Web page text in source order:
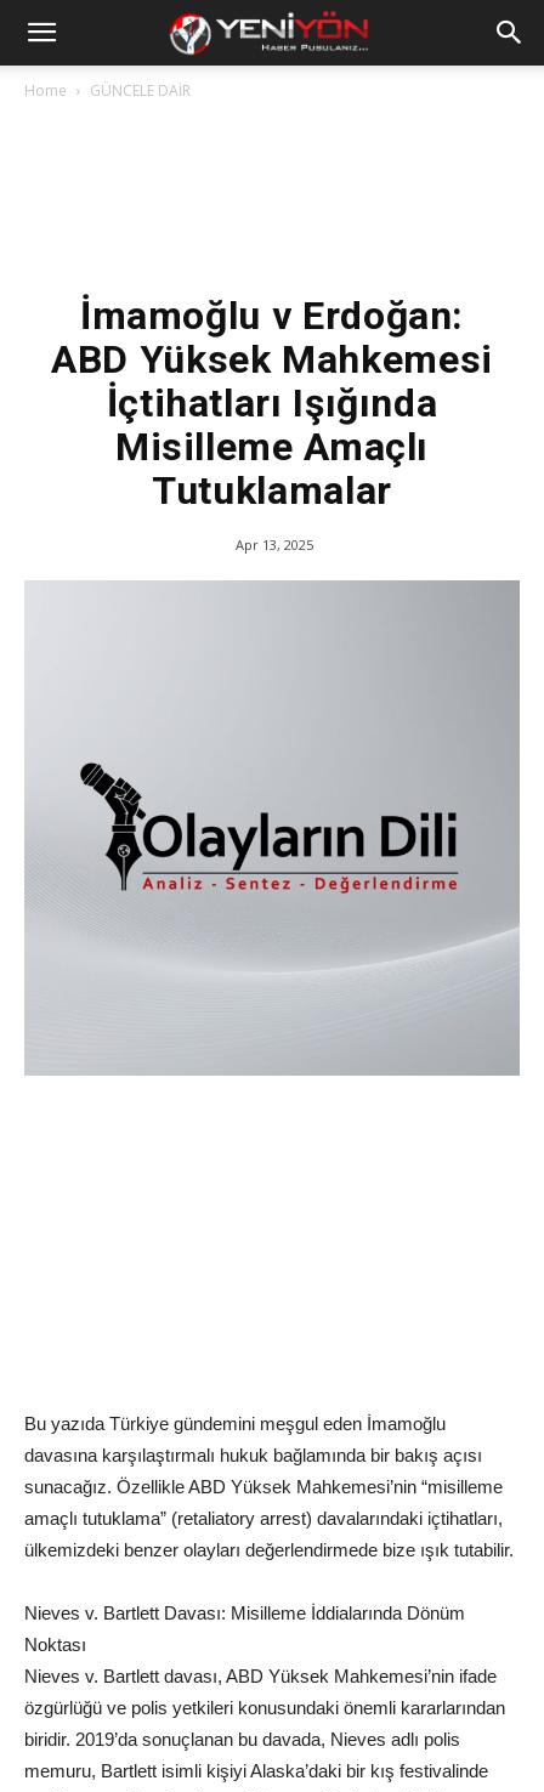
Home GÜNCELE DAİR
İmamoğlu v Erdoğan:
ABD Yüksek Mahkemesi
İçtihatları Işığında
Misilleme Amaçlı
Tutuklamalar
Apr 13, 2025
Bu yazıda Türkiye gündemini meşgul eden İmamoğlu
davasına karşılaştırmalı hukuk bağlamında bir bakış açısı
sunacağız. Özellikle ABD Yüksek Mahkemesi’nin “misilleme
amaçlı tutuklama” (retaliatory arrest) davalarındaki içtihatları,
ülkemizdeki benzer olayları değerlendirmede bize ışık tutabilir.
Nieves v. Bartlett Davası: Misilleme İddialarında Dönüm
Noktası
Nieves v. Bartlett davası, ABD Yüksek Mahkemesi’nin ifade
özgürlüğü ve polis yetkileri konusundaki önemli kararlarından
biridir. 2019’da sonuçlanan bu davada, Nieves adlı polis
memuru, Bartlett isimli kişiyi Alaska’daki bir kış festivalinde